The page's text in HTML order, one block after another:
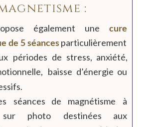
:
également une
cure
de 5 séancesparticulièrement
périodes de stress, anxiété,
baisse d’énergie ou
séances de magnétisme
à
sur photo destinées
aux